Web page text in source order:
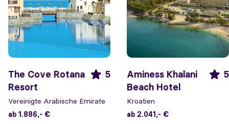
The Cove Rotana
Resort
5
Vereinigte Arabische Emirate
ab 1.886,- €
Aminess Khalani
Beach Hotel
5
Kroatien
ab 2.041,- €